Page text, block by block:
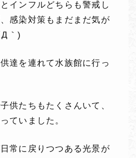
インフルどちらも警戒し
感染対策もまだまだ気が
｀)
達を連れて水族館に行っ
供たちもたくさんいて、
ていました。
常に戻りつつある光景が